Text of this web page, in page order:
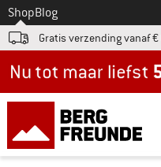
Naar
ShopBlog
Gratis verzending vanaf